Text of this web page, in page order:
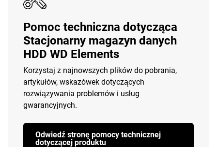
Pomoc techniczna dotycząca
Stacjonarny magazyn danych
HDD WD Elements
Korzystaj z najnowszych plików do pobrania,
artykułów, wskazówek dotyczących
rozwiązywania problemów i usług
gwarancyjnych.
Odwiedź stronę pomocy technicznej
dotyczącej produktu